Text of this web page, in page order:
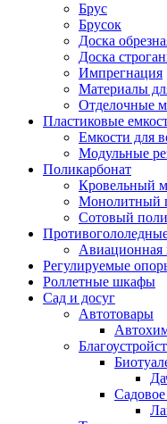
Брус
Брусок
Доска
Доска
Импрегнация
Материалы
Отделочные
Пластиковые
Емкости для
Модульные
Поликарбонат
Кровельный
Монолитный
Сотовый
Авиационная
Регулируемые
Роллетные шкафы
Сад и досуг
Автотовары